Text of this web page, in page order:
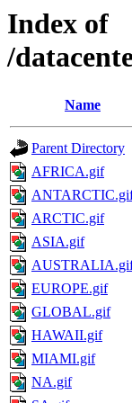
Index of
/
Name
Parent Directory
AFRICA.gif
ARCTIC.gif
ASIA.gif
EUROPE.gif
GLOBAL.gif
HAWAII.gif
MIAMI.gif
NA.gif